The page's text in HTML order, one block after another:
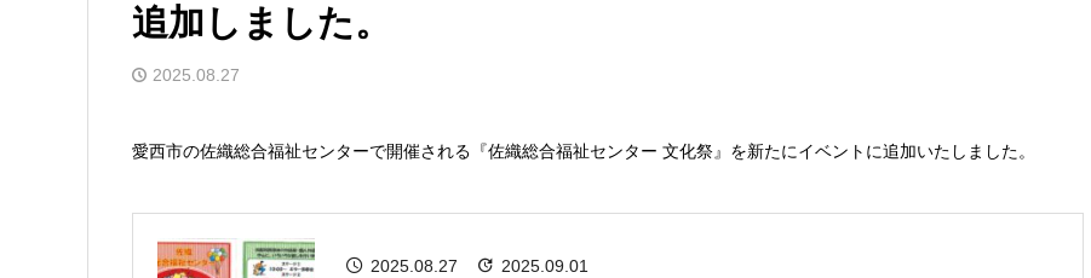
追加しました。
2025.08.27
愛西市の佐織総合福祉センターで開催される『佐織総合福祉センター 文化祭』を新たにイベントに追加いたしました。
2025.08.27 2025.09.01